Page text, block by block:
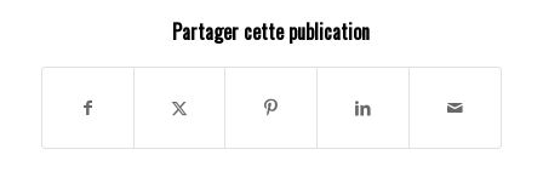
Partager cette publication